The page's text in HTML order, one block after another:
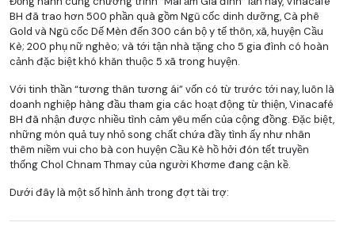
BH đã trao hơn 500 phần quà gồm Ngũ cốc dinh dưỡng, Cà phê
Gold và Ngũ cốc Dế Mèn đến 300 cán bộ y tế thôn, xã, huyện Cầu
Kè; 200 phụ nữ nghèo; và tới tận nhà tặng cho 5 gia đình có hoàn
cảnh đặc biệt khó khăn thuộc 5 xã trong huyện.
Với tinh thần “tương thân tương ái” vốn có từ trước tới nay, luôn là
doanh nghiệp hàng đầu tham gia các hoạt động từ thiện, Vinacafé
BH đã nhận được nhiều tình cảm yêu mến của cộng đồng. Đặc biệt,
những món quả tuy nhỏ song chất chứa đầy tình ấy như nhân
thêm niềm vui cho bà con huyện Cầu Kè hồ hởi đón tết truyền
thống Chol Chnam Thmay của người Khơme đang cận kề.
Dưới đây là một số hình ảnh trong đợt tài trợ: